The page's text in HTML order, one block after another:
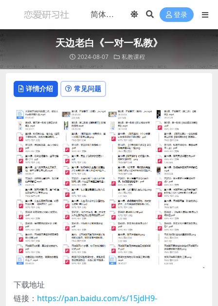
登录
天边老白《一对一私教》
2024-08-07 私教课程
详情介绍 常见问题
下载地址
链接： https://pan.baidu.com/s/15jdH9-